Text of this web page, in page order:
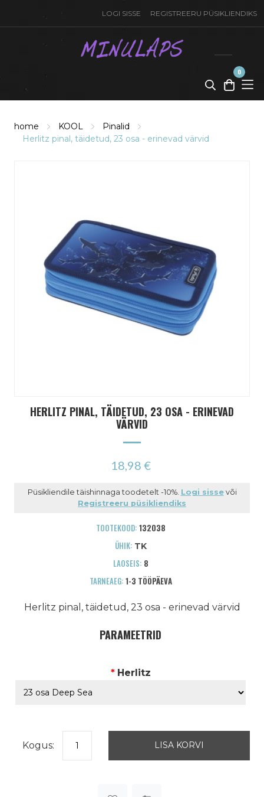
LOGI SISSE REGISTREERU PÜSIKLIENDIKS
0
toode(t)
home KOOL
Pinalid
Herlitz pinal, täidetud, 23 osa - erinevad värvid
HERLITZ PINAL, TÄIDETUD, 23 OSA - ERINEVAD
VÄRVID
18,98 €
Püsikliendile täishinnaga toodetelt -10%. Logi sissevõi
Registreeru püsikliendiks
TOOTEKOOD: 132038
ÜHIK:TK
LAOSEIS: 8
TARNEAEG: 1-3 TÖÖPÄEVA
Herlitz pinal, täidetud, 23 osa - erinevad värvid
PARAMEETRID
* Herlitz
Kogus: